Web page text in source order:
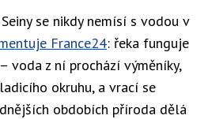
se nikdy nemísí s vodou v
France24: řeka funguje
voda z ní prochází výměníky,
okruhu, a vrací se
obdobích příroda dělá